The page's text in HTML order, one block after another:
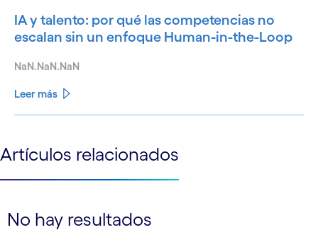
IA y talento: por qué las competencias no
escalan sin un enfoque Human-in-the-Loop
NaN.NaN.NaN
Leer más
See more See less
Artículos relacionados
No hay resultados